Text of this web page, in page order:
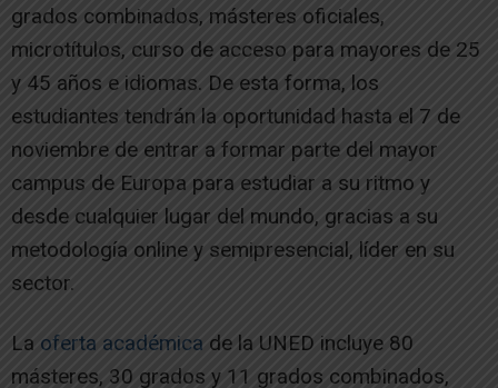
grados combinados, másteres oficiales,
microtítulos, curso de acceso para mayores de 25
y 45 años e idiomas. De esta forma, los
estudiantes tendrán la oportunidad hasta el 7 de
noviembre de entrar a formar parte del mayor
campus de Europa para estudiar a su ritmo y
desde cualquier lugar del mundo, gracias a su
metodología online y semipresencial, líder en su
sector.
La oferta académica de la UNED incluye 80
másteres, 30 grados y 11 grados combinados,